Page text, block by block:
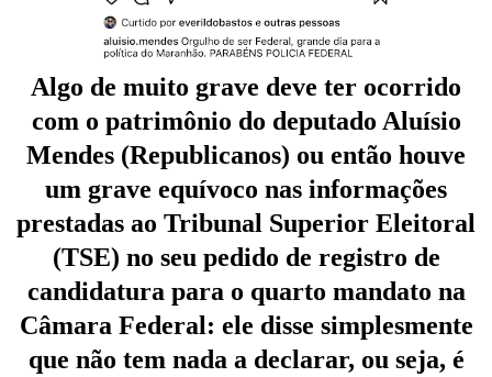
Algo de muito grave deve ter ocorrido
com o patrimônio do deputado Aluísio
Mendes (Republicanos) ou então houve
um grave equívoco nas informações
prestadas ao Tribunal Superior Eleitoral
(TSE) no seu pedido de registro de
candidatura para o quarto mandato na
Câmara Federal: ele disse simplesmente
que não tem nada a declarar, ou seja, é